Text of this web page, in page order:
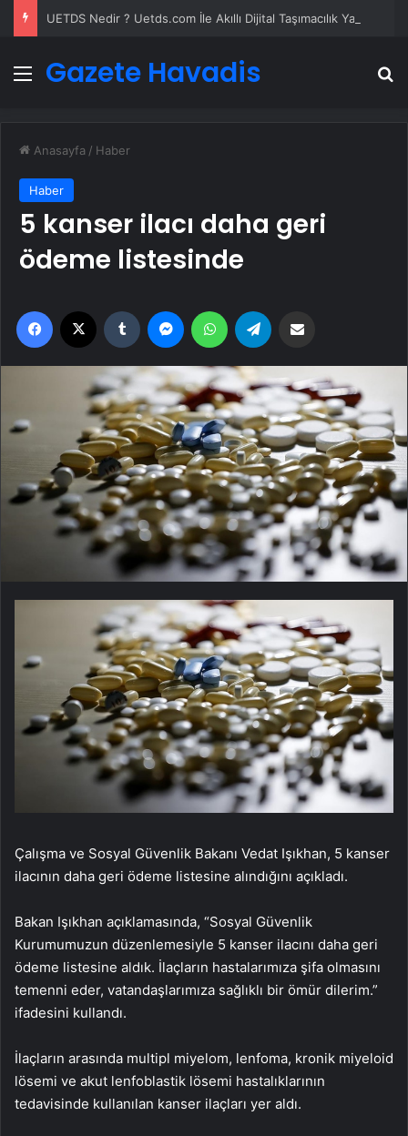
Menü
Gazete Havadis
Anasayfa / Haber
Haber
5 kanser ilacı daha geri
ödeme listesinde
Facebook Tumblr MessengerWhatsApp
Çalışma ve Sosyal Güvenlik Bakanı Vedat Işıkhan, 5 kanser
ilacının daha geri ödeme listesine alındığını açıkladı.
Bakan Işıkhan açıklamasında, “Sosyal Güvenlik
Kurumumuzun düzenlemesiyle 5 kanser ilacını daha geri
ödeme listesine aldık. İlaçların hastalarımıza şifa olmasını
temenni eder, vatandaşlarımıza sağlıklı bir ömür dilerim.”
ifadesini kullandı.
İlaçların arasında multipl miyelom, lenfoma, kronik miyeloid
lösemi ve akut lenfoblastik lösemi hastalıklarının
tedavisinde kullanılan kanser ilaçları yer aldı.